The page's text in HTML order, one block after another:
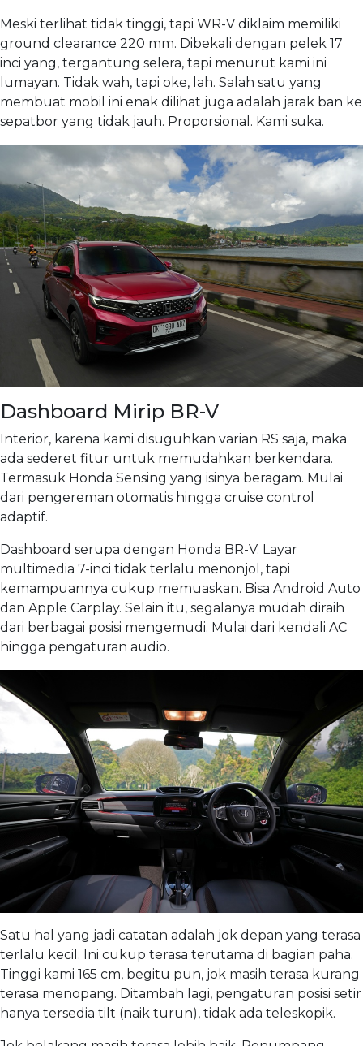
Meski terlihat tidak tinggi, tapi WR-V diklaim memiliki
ground clearance 220 mm. Dibekali dengan pelek 17
inci yang, tergantung selera, tapi menurut kami ini
lumayan. Tidak wah, tapi oke, lah. Salah satu yang
membuat mobil ini enak dilihat juga adalah jarak ban ke
sepatbor yang tidak jauh. Proporsional. Kami suka.
Dashboard Mirip BR-V
Interior, karena kami disuguhkan varian RS saja, maka
ada sederet fitur untuk memudahkan berkendara.
Termasuk Honda Sensing yang isinya beragam. Mulai
dari pengereman otomatis hingga cruise control
adaptif.
Dashboard serupa dengan Honda BR-V. Layar
multimedia 7-inci tidak terlalu menonjol, tapi
kemampuannya cukup memuaskan. Bisa Android Auto
dan Apple Carplay. Selain itu, segalanya mudah diraih
dari berbagai posisi mengemudi. Mulai dari kendali AC
hingga pengaturan audio.
Satu hal yang jadi catatan adalah jok depan yang terasa
terlalu kecil. Ini cukup terasa terutama di bagian paha.
Tinggi kami 165 cm, begitu pun, jok masih terasa kurang
terasa menopang. Ditambah lagi, pengaturan posisi setir
hanya tersedia tilt (naik turun), tidak ada teleskopik.